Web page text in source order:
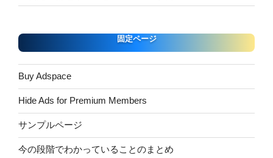
固定ページ
Buy Adspace
Hide Ads for Premium Members
サンプルページ
今の段階でわかっていることのまとめ